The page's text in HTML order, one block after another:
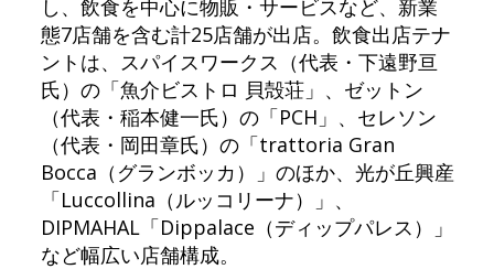
し、飲食を中心に物販・サービスなど、新業
態7店舗を含む計25店舗が出店。飲食出店テナ
ントは、スパイスワークス（代表・下遠野亘
氏）の「魚介ビストロ 貝殻荘」、ゼットン
（代表・稲本健一氏）の「PCH」、セレソン
（代表・岡田章氏）の「trattoria Gran
Bocca（グランボッカ）」のほか、光が丘興産
「Luccollina（ルッコリーナ）」、
DIPMAHAL「Dippalace（ディップパレス）」
など幅広い店舗構成。